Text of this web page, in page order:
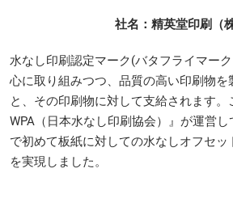
社名：精英堂印刷（株
水なし印刷認定マーク(バタフライマー
心に取り組みつつ、品質の高い印刷物を
と、その印刷物に対して支給されます。
WPA（日本水なし印刷協会）』が運営
で初めて板紙に対しての水なしオフセ
を実現しました。